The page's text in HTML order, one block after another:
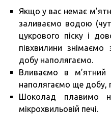
Якщо у вас немає
заливаємо водою
цукрового піску і
півхвилини
добу наполягаємо.
Вливаємо в м’ятний
наполягаємо ще добу,
Шоколад плавимо
мікрохвильовій печі.